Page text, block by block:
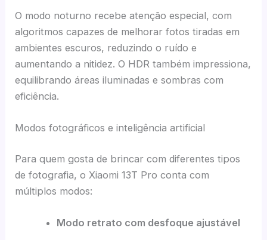
O modo noturno recebe atenção especial, com
algoritmos capazes de melhorar fotos tiradas em
ambientes escuros, reduzindo o ruído e
aumentando a nitidez. O HDR também impressiona,
equilibrando áreas iluminadas e sombras com
eficiência.
Modos fotográficos e inteligência artificial
Para quem gosta de brincar com diferentes tipos
de fotografia, o Xiaomi 13T Pro conta com
múltiplos modos:
Modo retrato com desfoque ajustável